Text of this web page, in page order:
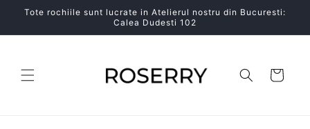
Salt la
Tote rochiile sunt lucrate in Atelierul nostru din Bucuresti:
Calea Dudesti 102
Coș